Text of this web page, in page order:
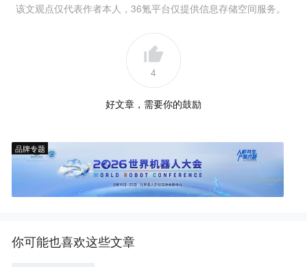
该文观点仅代表作者本人，36氪平台仅提供信息存储空间服务。
4
好文章，需要你的鼓励
品牌专题
你可能也喜欢这些文章